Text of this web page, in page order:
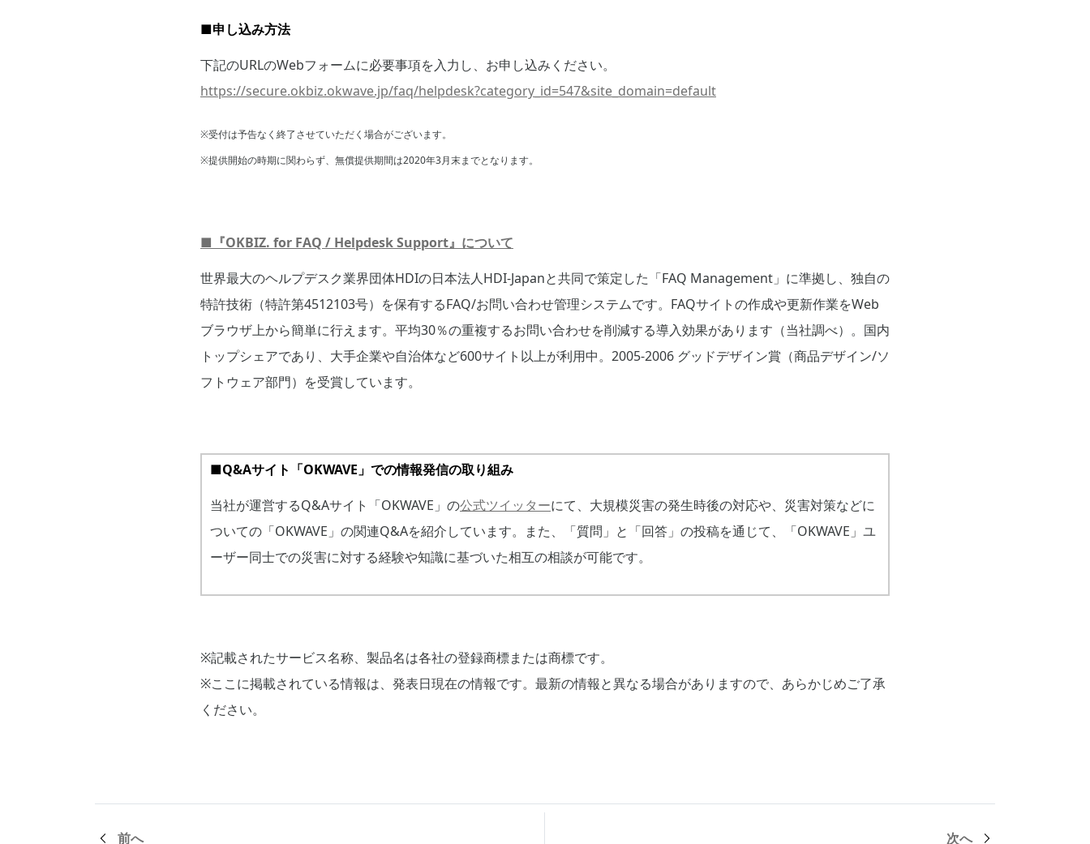
■申し込み方法
下記のURLのWebフォームに必要事項を入力し、お申し込みください。
https://secure.okbiz.okwave.jp/faq/helpdesk?category_id=547&site_domain=default
※受付は予告なく終了させていただく場合がございます。
※提供開始の時期に関わらず、無償提供期間は2020年3月末までとなります。
■『OKBIZ. for FAQ / Helpdesk Support』について
世界最大のヘルプデスク業界団体HDIの日本法人HDI-Japanと共同で策定した「FAQ Management」に準拠し、独自の
特許技術（特許第4512103号）を保有するFAQ/お問い合わせ管理システムです。FAQサイトの作成や更新作業をWeb
ブラウザ上から簡単に行えます。平均30％の重複するお問い合わせを削減する導入効果があります（当社調べ）。国内
トップシェアであり、大手企業や自治体など600サイト以上が利用中。2005-2006 グッドデザイン賞（商品デザイン/ソ
フトウェア部門）を受賞しています。
■Q&Aサイト「OKWAVE」での情報発信の取り組み
当社が運営するQ&Aサイト「OKWAVE」の公式ツイッターにて、大規模災害の発生時後の対応や、災害対策などに
ついての「OKWAVE」の関連Q&Aを紹介しています。また、「質問」と「回答」の投稿を通じて、「OKWAVE」ユ
ーザー同士での災害に対する経験や知識に基づいた相互の相談が可能です。
※記載されたサービス名称、製品名は各社の登録商標または商標です。
※ここに掲載されている情報は、発表日現在の情報です。最新の情報と異なる場合がありますので、あらかじめご了承
ください。
前へ 次へ